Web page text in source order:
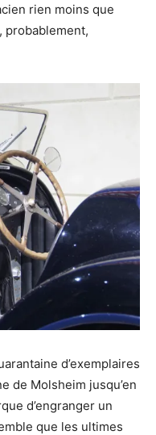
rien moins que
probablement,
d’exemplaires
de Molsheim jusqu’en
d’engranger un
que les ultimes